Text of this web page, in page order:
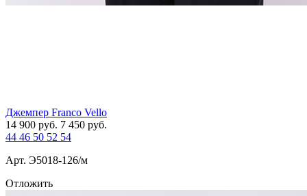
Джемпер Franco Vello
14 900 руб. 7 450 руб.
44 46 50 52 54
Арт. Э5018-126/м
Отложить